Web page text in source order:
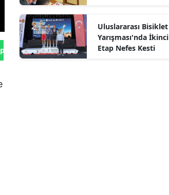
Gönder
Uluslararası Bisiklet
Yarışması'nda İkinci
Etap Nefes Kesti